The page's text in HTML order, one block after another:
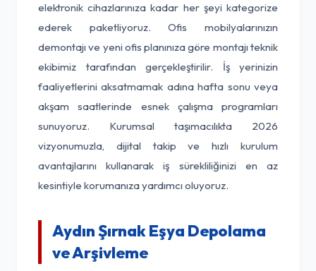
elektronik cihazlarınıza kadar her şeyi kategorize
ederek paketliyoruz. Ofis mobilyalarınızın
demontajı ve yeni ofis planınıza göre montajı teknik
ekibimiz tarafından gerçekleştirilir. İş yerinizin
faaliyetlerini aksatmamak adına hafta sonu veya
akşam saatlerinde esnek çalışma programları
sunuyoruz. Kurumsal taşımacılıkta 2026
vizyonumuzla, dijital takip ve hızlı kurulum
avantajlarını kullanarak iş sürekliliğinizi en az
kesintiyle korumanıza yardımcı oluyoruz.
Aydın Şırnak Eşya Depolama
ve Arşivleme